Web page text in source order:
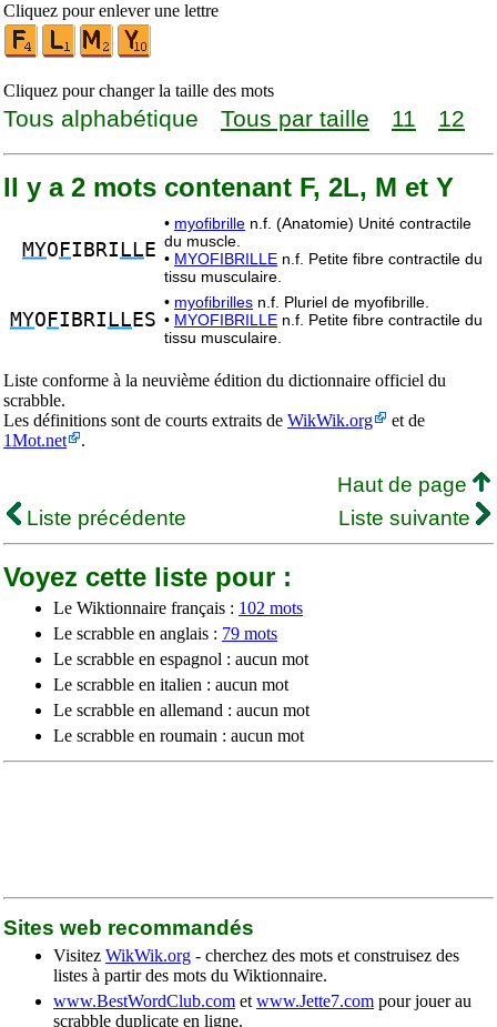
Cliquez pour enlever une lettre
Cliquez pour changer la taille des mots
Tous alphabétique Tous par taille 11 12
Il y a 2 mots contenant F, 2L, M et Y
MYO FIBRI LL E
• myofibrille n.f. (Anatomie) Unité contractile
du muscle.
• MYOFIBRILLE n.f. Petite fibre contractile du
tissu musculaire.
MYO FIBRI LL ES
• myofibrilles n.f. Pluriel de myofibrille.
• MYOFIBRILLE n.f. Petite fibre contractile du
tissu musculaire.
Liste conforme à la neuvième édition du dictionnaire officiel du
scrabble.
Les définitions sont de courts extraits de WikWik.org
et de
1Mot.net
.
Haut de page
Liste précédente
Liste suivante
Voyez cette liste pour :
Le Wiktionnaire français : 102 mots
Le scrabble en anglais : 79 mots
Le scrabble en espagnol : aucun mot
Le scrabble en italien : aucun mot
Le scrabble en allemand : aucun mot
Le scrabble en roumain : aucun mot
Sites web recommandés
Visitez WikWik.org - cherchez des mots et construisez des
listes à partir des mots du Wiktionnaire.
www.BestWordClub.com et www.Jette7.com pour jouer au
scrabble duplicate en ligne.